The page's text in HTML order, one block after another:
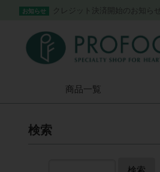
お知らせ クレジット決済開始のお知らせ
商品一覧
検索
検索